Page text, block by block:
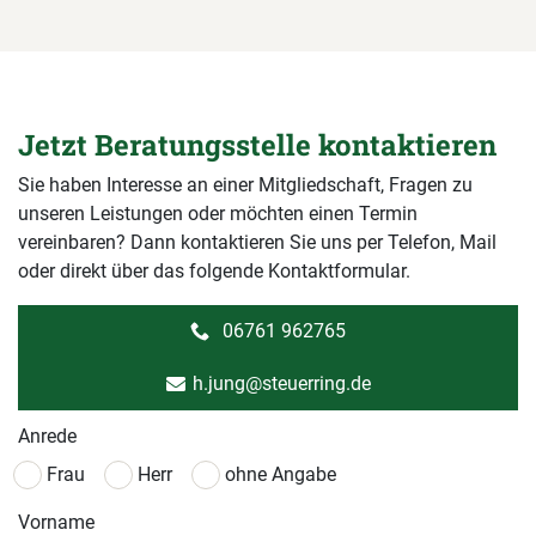
Jetzt Beratungsstelle kontaktieren
Sie haben Interesse an einer Mitgliedschaft, Fragen zu
unseren Leistungen oder möchten einen Termin
vereinbaren? Dann kontaktieren Sie uns per Telefon, Mail
oder direkt über das folgende Kontaktformular.
06761 962765
h.jung@steuerring.de
Anrede
Frau
Herr ohne Angabe
Vorname